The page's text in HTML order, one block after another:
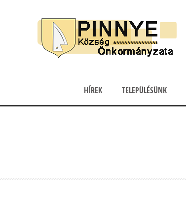
HÍREK TELEPÜLÉSÜNK